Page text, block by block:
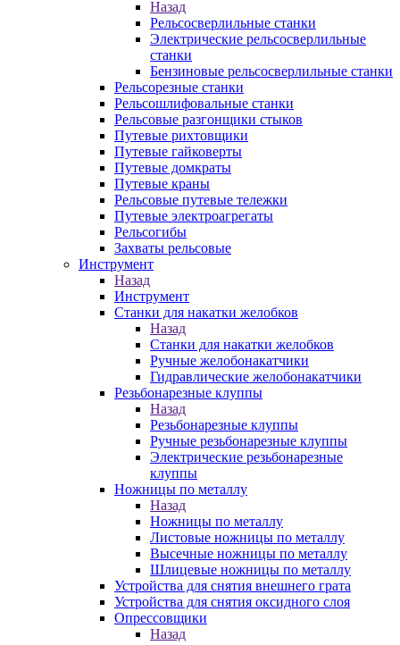
Назад
Рельсосверлильные станки
Электрические рельсосверлильные
станки
Бензиновые рельсосверлильные станки
Рельсорезные станки
Рельсошлифовальные станки
Рельсовые разгонщики стыков
Путевые рихтовщики
Путевые гайковерты
Путевые домкраты
Путевые краны
Рельсовые путевые тележки
Путевые электроагрегаты
Рельсогибы
Захваты рельсовые
Инструмент
Назад
Инструмент
Станки для накатки желобков
Назад
Станки для накатки желобков
Ручные желобонакатчики
Гидравлические желобонакатчики
Резьбонарезные клуппы
Назад
Резьбонарезные клуппы
Ручные резьбонарезные клуппы
Электрические резьбонарезные
клуппы
Ножницы по металлу
Назад
Ножницы по металлу
Листовые ножницы по металлу
Высечные ножницы по металлу
Шлицевые ножницы по металлу
Устройства для снятия внешнего грата
Устройства для снятия оксидного слоя
Опрессовщики
Назад